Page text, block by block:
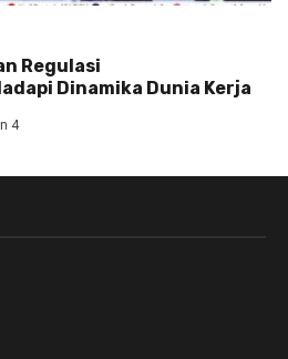
Regulasi
Dinamika Dunia Kerja
4